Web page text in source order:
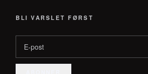
BLI VARSLET FØRST
E-post